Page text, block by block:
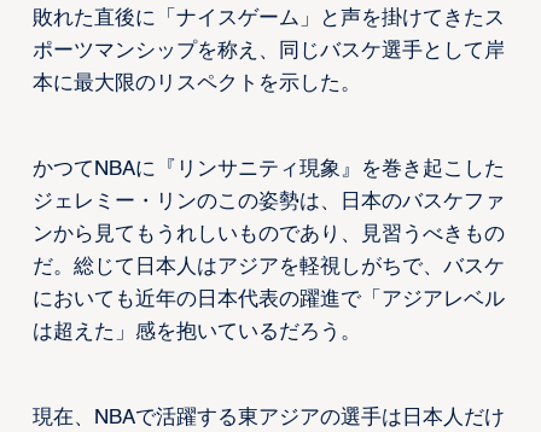
敗れた直後に「ナイスゲーム」と声を掛けてきたス
ポーツマンシップを称え、同じバスケ選手として岸
本に最大限のリスペクトを示した。
かつてNBAに『リンサニティ現象』を巻き起こした
ジェレミー・リンのこの姿勢は、日本のバスケファ
ンから見てもうれしいものであり、見習うべきもの
だ。総じて日本人はアジアを軽視しがちで、バスケ
においても近年の日本代表の躍進で「アジアレベル
は超えた」感を抱いているだろう。
現在、NBAで活躍する東アジアの選手は日本人だけ